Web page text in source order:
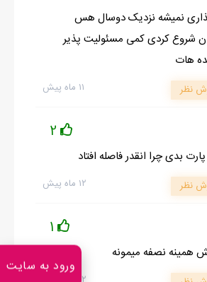
نمیشه نزدیک دوسال هس
شروع کردی کمی مسئولیت پذیر
هات
۱۱ ماه پیش نظر
2
بدی چرا انقدر فاصله افتاد
۱۲ ماه پیش نظر
1
همینه نصفه میمونه
ورود به سایت